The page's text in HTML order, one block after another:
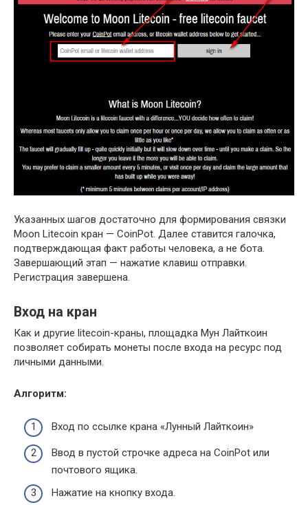
Указанных шагов достаточно для формирования связки
Moon Litecoin кран — CoinPot. Далее ставится галочка,
подтверждающая факт работы человека, а не бота.
Завершающий этап — нажатие клавиш отправки.
Регистрация завершена.
Вход на кран
Как и другие litecoin-краны, площадка Мун Лайткоин
позволяет собирать монеты после входа на ресурс под
личными данными.
Алгоритм:
Вход по ссылке крана «Лунный Лайткоин»
Ввод в пустой строчке адреса на CoinPot или
почтового ящика.
Нажатие на кнопку входа.